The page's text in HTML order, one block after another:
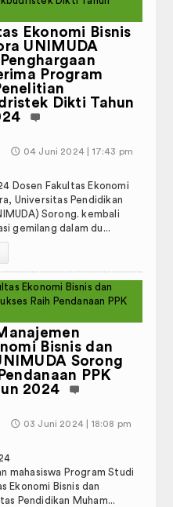
Ekonomi Bisnis
UNIMUDA
Program
Dikti Tahun
🕔 04 Juni 2024 | 17:43 pm
Dosen Fakultas Ekonomi
Universitas Pendidikan
Sorong. kembali
gemilang dalam du...
Bisnis dan
Sorong
PPK
2024
🕔 03 Juni 2024 | 18:08 pm
mahasiswa Program Studi
Ekonomi Bisnis dan
Pendidikan Muham...